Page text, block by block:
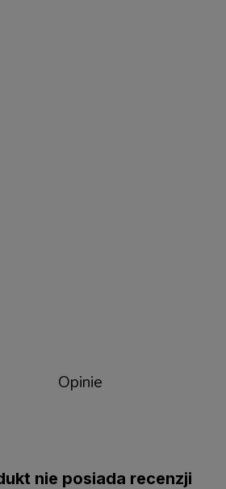
Opinie
nie posiada recenzji